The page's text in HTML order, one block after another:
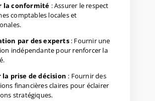
la conformité : Assurer le respect
comptables locales et
par des experts: Fournir une
indépendante pour renforcer la
prise de décision : Fournir des
financières claires pour éclairer
stratégiques.